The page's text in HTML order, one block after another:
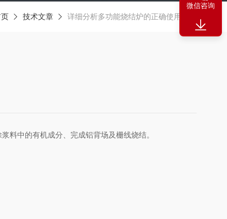
技术文章 详细分析多功能烧结炉的正确使用步骤
中的有机成分、完成铝背场及栅线烧结。
微信咨询